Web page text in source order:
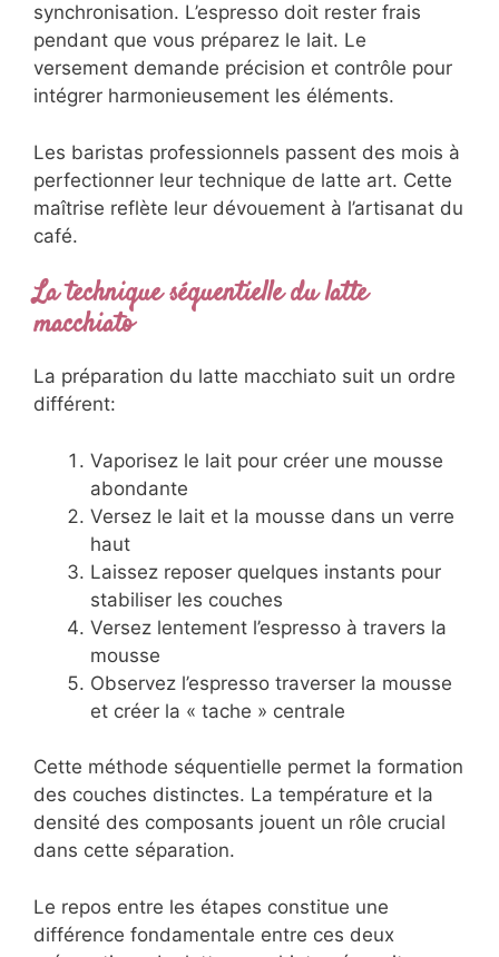
synchronisation. L’espresso doit rester frais
pendant que vous préparez le lait. Le
versement demande précision et contrôle pour
intégrer harmonieusement les éléments.
Les baristas professionnels passent des mois à
perfectionner leur technique de latte art. Cette
maîtrise reflète leur dévouement à l’artisanat du
café.
La technique séquentielle du latte
macchiato
La préparation du latte macchiato suit un ordre
différent:
Vaporisez le lait pour créer une mousse
abondante
Versez le lait et la mousse dans un verre
haut
Laissez reposer quelques instants pour
stabiliser les couches
Versez lentement l’espresso à travers la
mousse
Observez l’espresso traverser la mousse
et créer la « tache » centrale
Cette méthode séquentielle permet la formation
des couches distinctes. La température et la
densité des composants jouent un rôle crucial
dans cette séparation.
Le repos entre les étapes constitue une
différence fondamentale entre ces deux